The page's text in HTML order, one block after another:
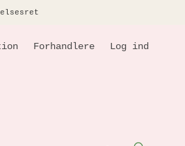
Forhandlere Log ind